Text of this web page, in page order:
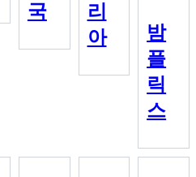
국
리
아
밤
플
릭
스